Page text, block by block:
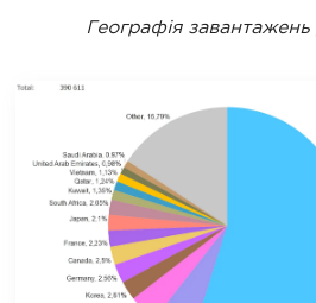
Географія завантажень